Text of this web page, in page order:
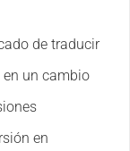
de traducir
en un cambio
en